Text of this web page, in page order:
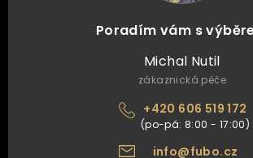
Poradím vám s
Michal Nutil
zákaznická péče
+420 606 519 172
info@fubo.cz